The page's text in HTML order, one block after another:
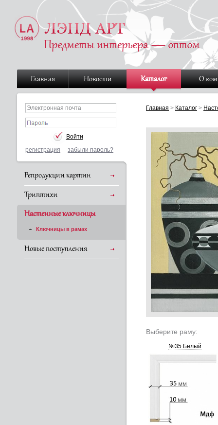
Главная Новости Каталог О
регистрация забыли пароль?
Репродукции картин
Триптихи
Настенные ключницы
Ключницы в рамах
Новые поступления
Главная > Каталог >
Выберите раму:
№35 Белый